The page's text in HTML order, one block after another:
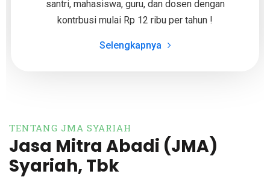
santri, mahasiswa, guru, dan dosen dengan
kontrbusi mulai Rp 12 ribu per tahun !
Selengkapnya
TENTANG JMA SYARIAH
Jasa Mitra Abadi (JMA)
Syariah, Tbk